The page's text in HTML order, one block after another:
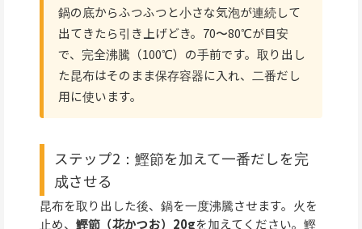
鍋の底からふつふつと小さな気泡が連続して
出てきたら引き上げどき。70〜80℃が目安
で、完全沸騰（100℃）の手前です。取り出し
た昆布はそのまま保存容器に入れ、二番だし
用に使います。
ステップ2：鰹節を加えて一番だしを完
成させる
昆布を取り出した後、鍋を一度沸騰させます。火を
止め、 鰹節（花かつお）20gを加えてください。鰹